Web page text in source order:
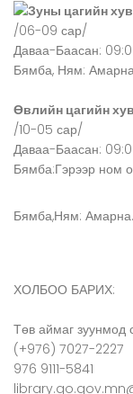
Зуны цагийн
/06-09 сар/
Даваа-Баасан:
Бямба, Ням:
Өвлийн цагийн
/10-05 сар/
Даваа-Баасан:
Бямба:Гэрээр ном
Бямба,Ням: Амарна.
ХОЛБОО БАРИХ:
Төв аймаг зуунмод
(+976) 7027-2227
976 9111-5841